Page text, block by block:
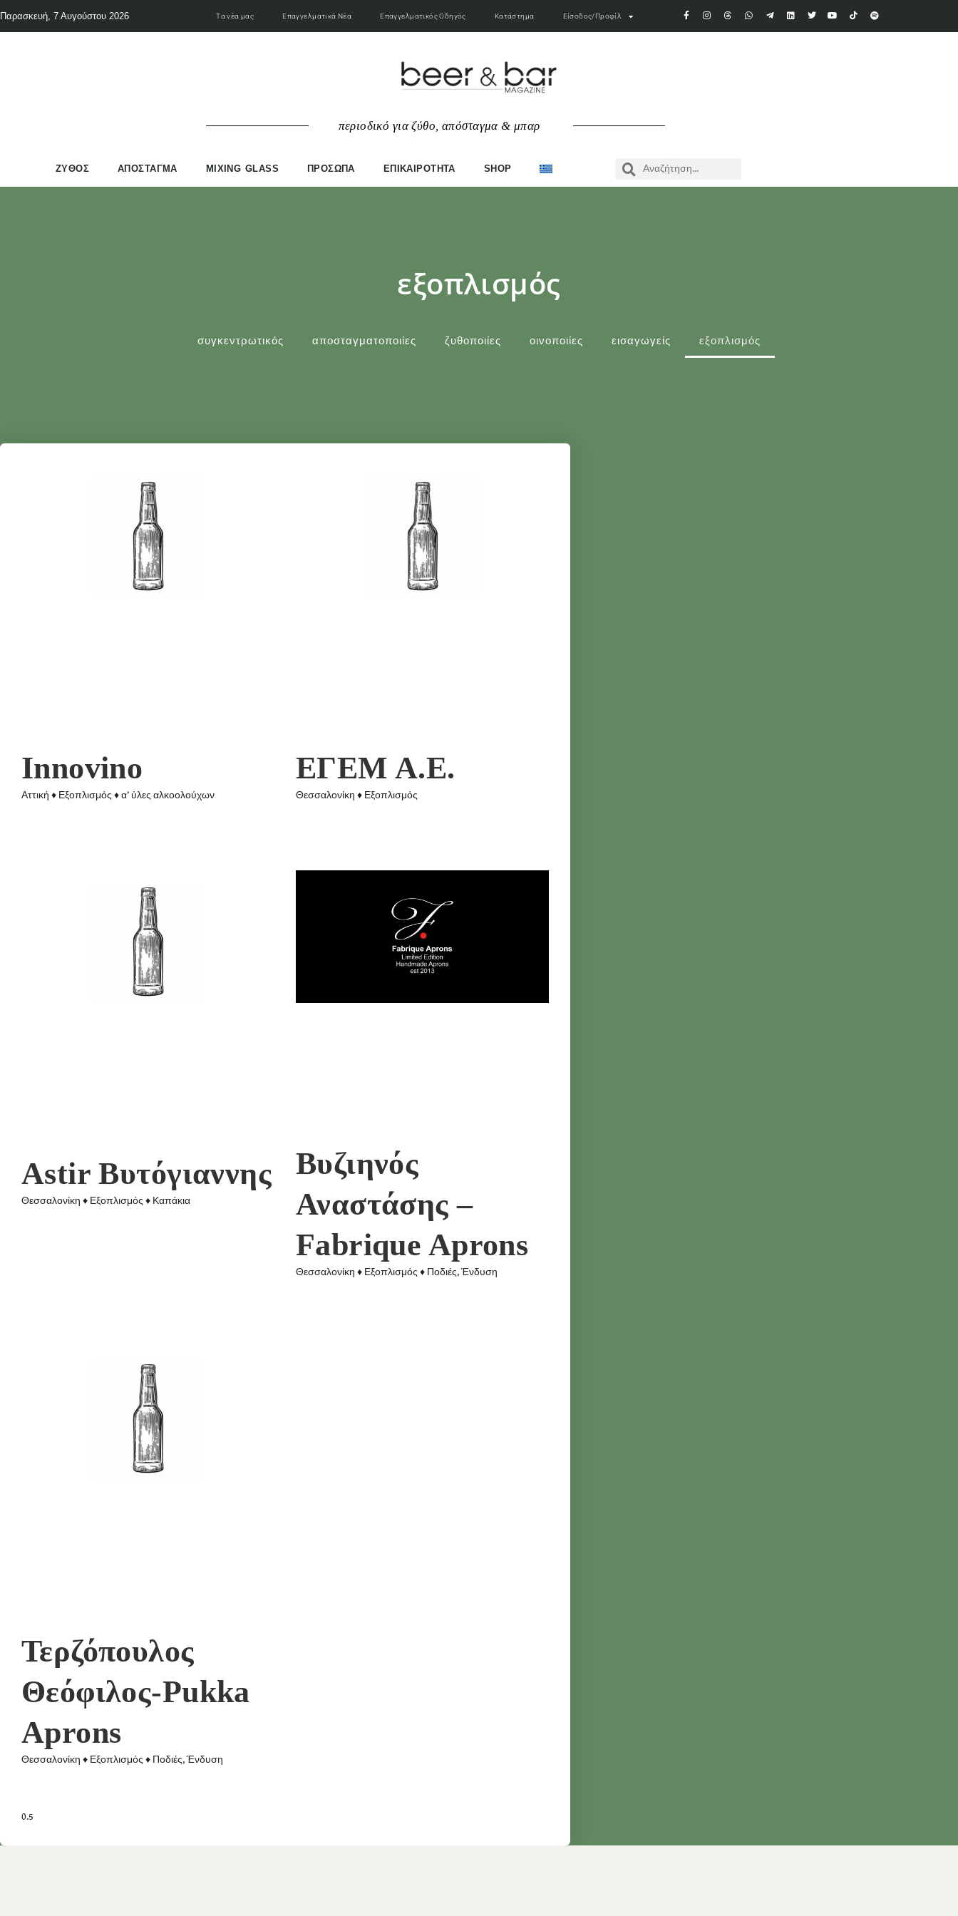
Παρασκευή, 7 Αυγούστου 2026 Τα νέα μας Επαγγελματικά Νέα Επαγγελματικός Οδηγός Κατάστημα Είσοδος/Προφίλ
περιοδικό για ζύθο απόσταγμα & μπαρ
ΖΥΘΟΣ ΑΠΟΣΤΑΓΜΑ MIXING GLASS ΠΡΟΣΩΠΑ ΕΠΙΚΑΙΡΟΤΗΤΑ SHOP
εξοπλισμός
συγκεντρωτικός αποσταγματοποιίες ζυθοποιίες οινοποιίες εισαγωγείς εξοπλισμός
Innovino
Αττική ♦ Εξοπλισμός ♦ α’ ύλες αλκοολούχων
ΕΓΕΜ Α.Ε.
Θεσσαλονίκη ♦ Εξοπλισμός
Astir Βυτόγιαννης
Θεσσαλονίκη ♦ Εξοπλισμός ♦ Καπάκια
Βυζιηνός
Αναστάσης –
Fabrique Aprons
Θεσσαλονίκη ♦ Εξοπλισμός ♦ Ποδιές, Ένδυση
Τερζόπουλος
Θεόφιλος-Pukka
Aprons
Θεσσαλονίκη ♦ Εξοπλισμός ♦ Ποδιές, Ένδυση